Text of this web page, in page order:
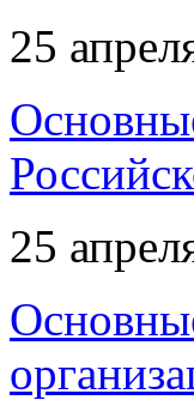
25
25